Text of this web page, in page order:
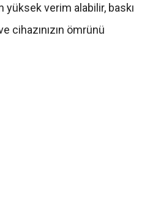
yüksek verim alabilir, baskı
cihazınızın ömrünü